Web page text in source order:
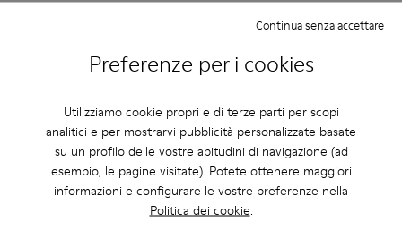
Preferenze per i cookies
Utilizziamo cookie propri e di terze parti per scopi
analitici e per mostrarvi pubblicità personalizzate basate
su un profilo delle vostre abitudini di navigazione (ad
esempio, le pagine visitate). Potete ottenere maggiori
informazioni e configurare le vostre preferenze nella
Politica dei cookie.
Continua senza accettare
UOMO SCARPE CON REWALK SCARPE DA UOMO
Saldi: ottieni il 10% di sconto extra